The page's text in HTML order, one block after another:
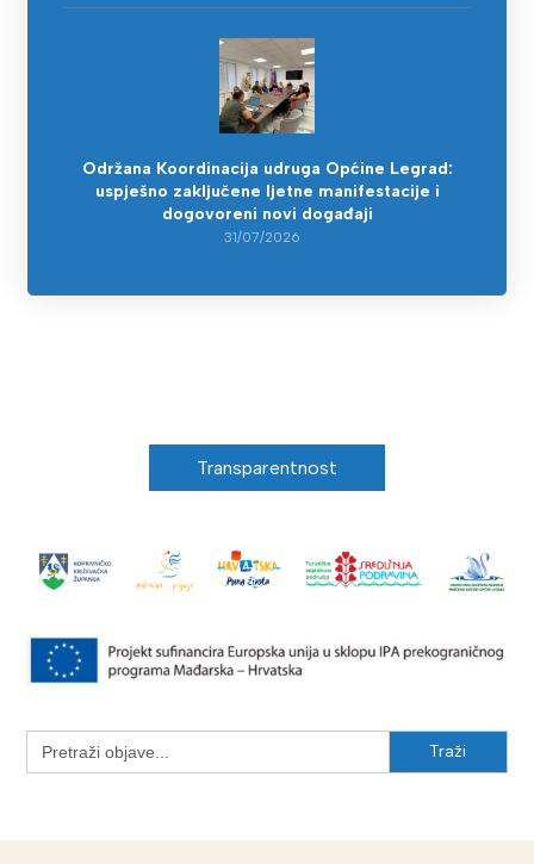
Održana Koordinacija udruga Općine Legrad:
uspješno zaključene ljetne manifestacije i
dogovoreni novi događaji
31/07/2026
Transparentnost
Search
for: